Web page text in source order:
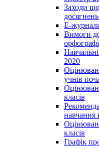
Заходи
Е-
Вимоги
2020
учнів
класів
навчання
класів
Графік